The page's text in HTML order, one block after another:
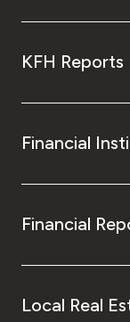
KFH Reports
Financial
Financial
Local Real